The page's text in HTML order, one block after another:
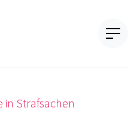
in Strafsachen